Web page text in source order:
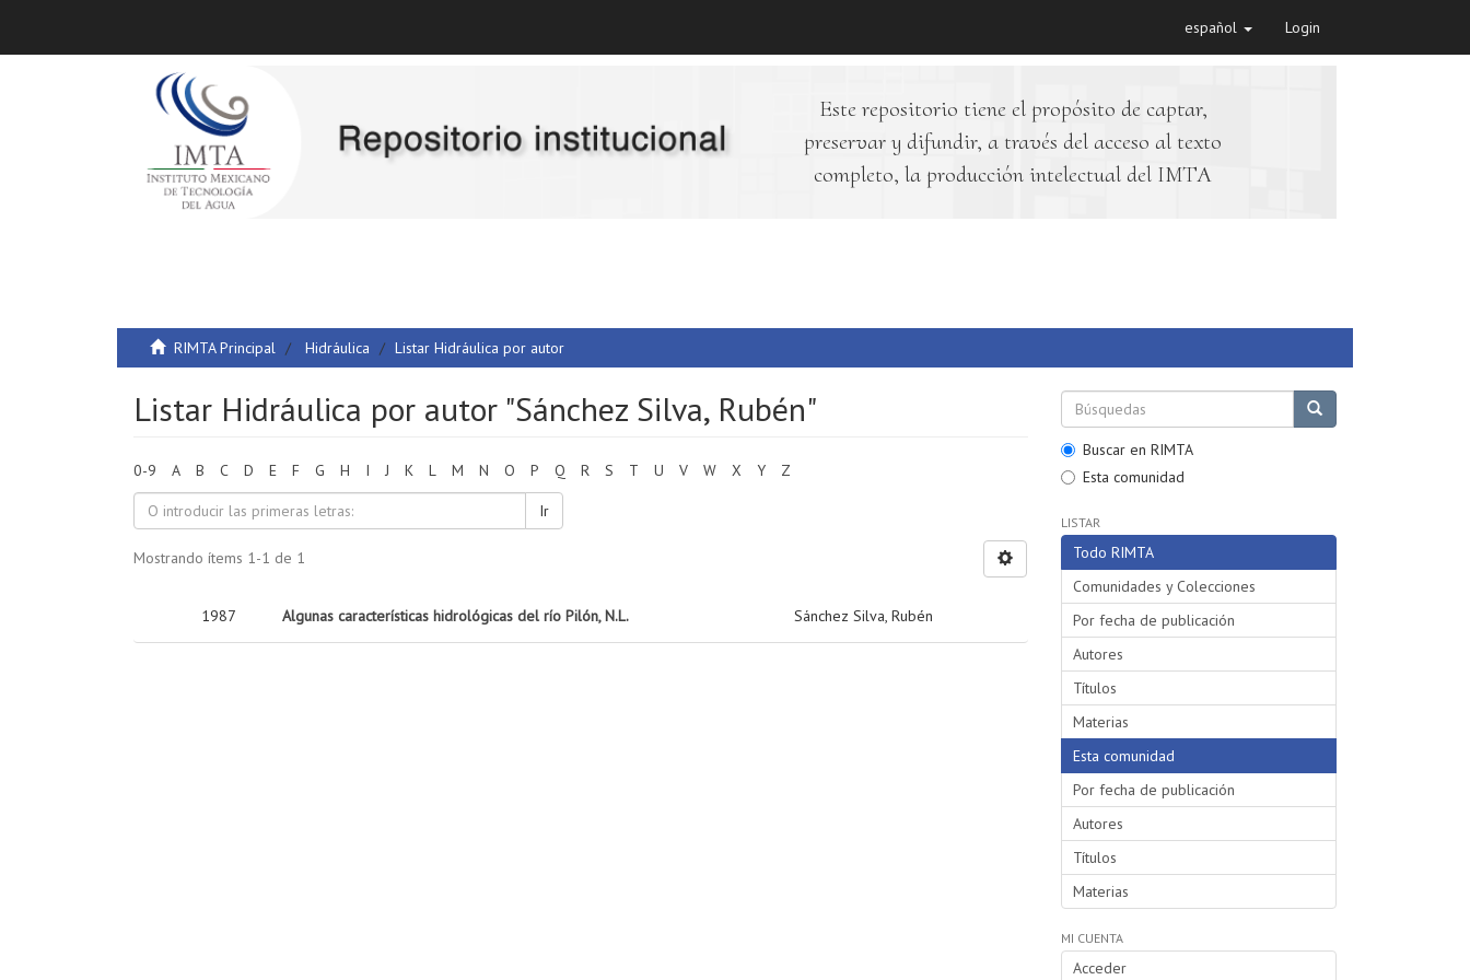
español Login
Este repositorio tiene el propósito de captar,
preservar y difundir, a través del acceso al texto
completo, la producción intelectual del IMTA
RIMTA Principal Hidráulica Listar Hidráulica por autor
Listar Hidráulica por autor "Sánchez Silva, Rubén"
0-9 A B C D E F G H I J K L M N O P Q R S T U V W X Y Z
Ir
Mostrando ítems 1-1 de 1
1987 Algunas características hidrológicas del río Pilón, N.L. Sánchez Silva, Rubén
Buscar en RIMTA
Esta comunidad
LISTAR
Todo RIMTA
Comunidades y Colecciones
Por fecha de publicación
Autores
Títulos
Materias
Esta comunidad
Por fecha de publicación
Autores
Títulos
Materias
MI CUENTA
Acceder